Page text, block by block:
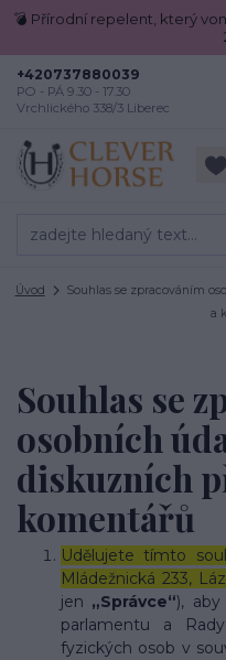
💣 Přírodní repelent, který
+420737880039
PO - PÁ 9.30 - 17.30
Vrchlického 338/3 Liberec
Úvod
Souhlas se zpracováním
a
Souhlas se
osobních
diskuzních
komentářů
Udělujete tímto
Mládežnická 233,
jen „Správce“), aby
parlamentu a
fyzických osob v